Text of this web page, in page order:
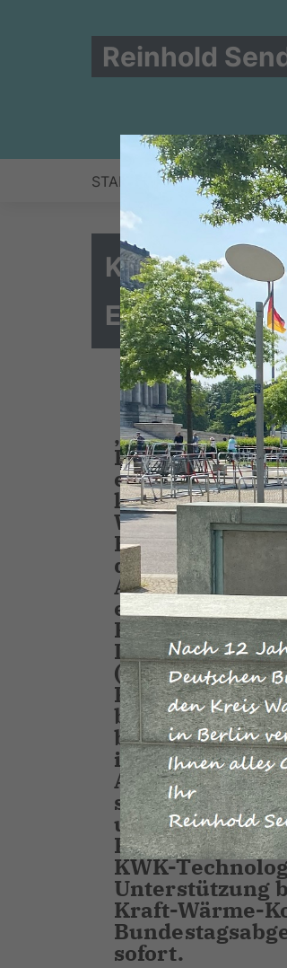
Reinhold
START NEWS ZUR
Kompromiss
Ergebnis für
Ich habe nicht
Firmenchef
erleichtert.
können wir
Wärme-
Heizöl.
diese
Ausbau-
er das erreicht.
Red.) vom
Im Rahmen
(EEG) war
Kraft-Wärme-
begrenzt
betriebenen
in einem 144-
Aus. Für die
stellten Heizöl-
Kohle- oder
KWK-
Unterstützung
Kraft-Wärme-
sofort.